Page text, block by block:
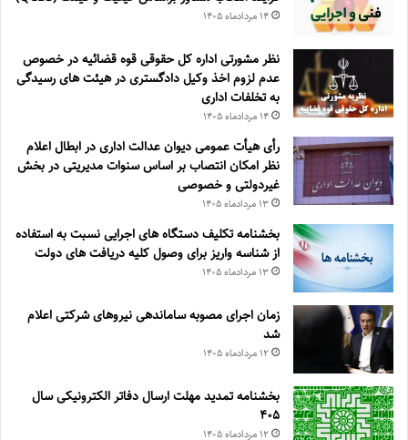
۱۴ مرداد‌ماه ۱۴۰۵
نظر مشورتی اداره کل حقوقی قوه قضائیه در خصوص
عدم لزوم اخذ وکیل دادگستری در هیئت های رسیدگی
به تخلفات اداری
۱۴ مرداد‌ماه ۱۴۰۵
رأی هیأت عمومی دیوان عدالت اداری در ابطال اعلام
نظر امکان انتصاب بر اساس سنوات مدیریتی در بخش
غیردولتی و خصوصی
۱۳ مرداد‌ماه ۱۴۰۵
بخشنامه تکلیف دستگاه های اجرایی نسبت به استفاده
از شناسه واریز برای وصول کلیه دریافت های دولت
۱۳ مرداد‌ماه ۱۴۰۵
زمان اجرای مصوبه ساماندهی نیروهای شرکتی اعلام
شد
۱۲ مرداد‌ماه ۱۴۰۵
بخشنامه تمدید مهلت ارسال دفاتر الکترونیکی سال
۴۰۵
۱۲ مرداد‌ماه ۱۴۰۵